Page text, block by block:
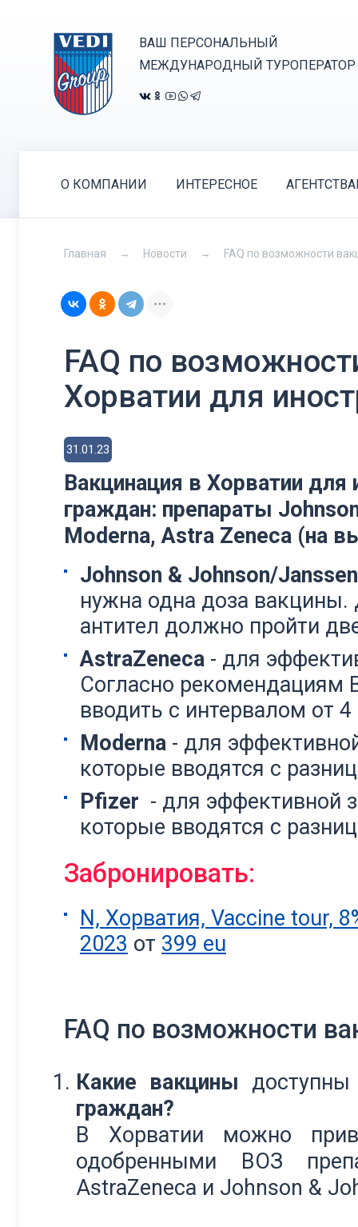
ВАШ ПЕРСОНАЛЬНЫЙ
МЕЖДУНАРОДНЫЙ ТУРОПЕРАТОР
О КОМПАНИИ ИНТЕРЕСНОЕ
Главная Новости FAQ по возможности
FAQ по
Хорватии для
31.01.23
Вакцинация в Хорватии для
граждан: препараты
Moderna, Astra Zeneca (на
Johnson & Johnson/Janssen
нужна одна доза
антител должно пройти
AstraZeneca - для
Согласно
вводить с интервалом от
Moderna - для
которые вводятся с
Pfizer - для эффективной
которые вводятся с
Забронировать:
N, Хорватия, Vaccine tour,
2023 от 399 eu
FAQ по возможности
Какие вакцины
граждан?
В Хорватии можно
одобренными ВОЗ
AstraZeneca и Johnson &